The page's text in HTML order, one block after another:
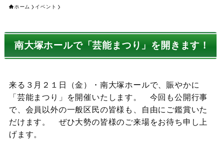
ホーム イベント
南大塚ホールで「芸能まつり」を開きます！
来る３月２１日（金）・南大塚ホールで、賑やかに
「芸能まつり」を開催いたします。 今回も公開行事
で、会員以外の一般区民の皆様も、自由にご鑑賞いた
だけます。 ぜひ大勢の皆様のご来場をお待ち申し上
げます。